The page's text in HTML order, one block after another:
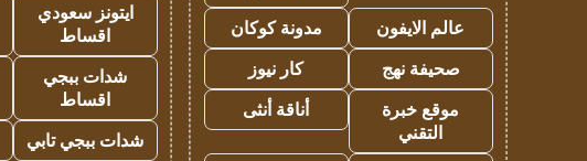
عالم الايفون
مدونة كوكان
صحيفة نهج
كار نيوز
موقع خبرة
التقني
أناقة أنثى
ايتونز سعودي
اقساط
شدات ببجي
اقساط
شدات ببجي تابي